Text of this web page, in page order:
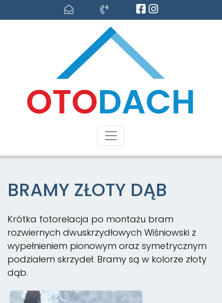
BRAMY ZŁOTY DĄB
Krótka fotorelacja po montażu bram
rozwiernych dwuskrzydłowych Wiśniowski z
wypełnieniem pionowym oraz symetrycznym
podziałem skrzydeł. Bramy są w kolorze złoty
dąb.